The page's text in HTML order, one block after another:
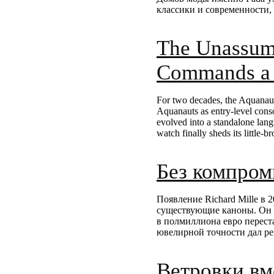
классики и современности,
The
Commands
For two decades, the
Aquanauts as entry-level
evolved into a standalone
watch finally sheds its little-
Без
Появление Richard Mille в
существующие каноны. Он
в полмиллиона евро
ювелирной точности дал